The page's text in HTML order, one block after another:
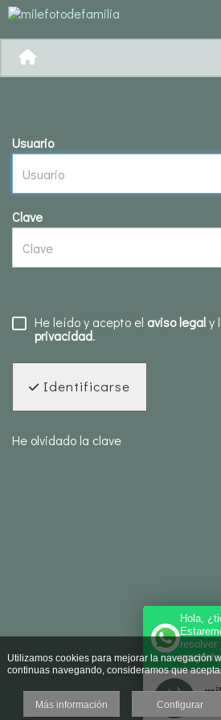
Usuario
Clave
He leído y acepto el aviso legaly
privacidad.
Identificarse
He olvidado la clave
Utilizamos cookies para mejorar la navegación
continuas navegando, consideramos que
Más información Configurar
Hola,
resolver